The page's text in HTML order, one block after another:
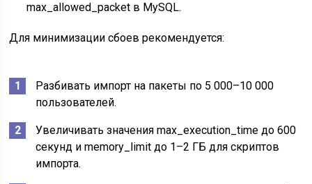
max_allowed_packet в MySQL.
Для минимизации сбоев рекомендуется:
Разбивать импорт на пакеты по 5 000–10 000
пользователей.
Увеличивать значения max_execution_time до 600
секунд и memory_limit до 1–2 ГБ для скриптов
импорта.